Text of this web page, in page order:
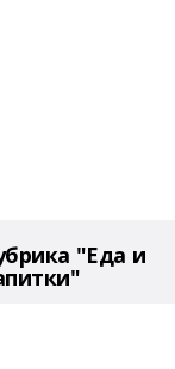
"Еда и